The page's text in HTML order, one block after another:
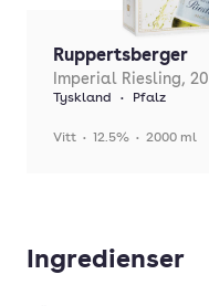
Ruppertsberger
Imperial Riesling,
Tyskland • Pfalz
Vitt • 12.5% • 2000 ml
Ingredienser